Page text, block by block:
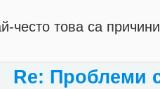
често това са
Re: Проблеми